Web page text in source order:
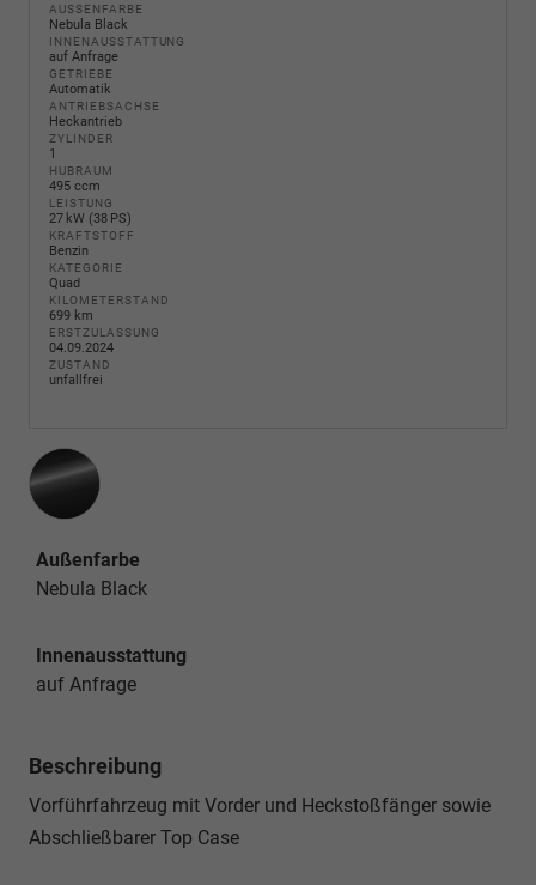
AUSSENFARBE
Nebula Black
INNENAUSSTATTUNG
auf Anfrage
GETRIEBE
Automatik
ANTRIEBSACHSE
Heckantrieb
ZYLINDER
1
HUBRAUM
495 ccm
LEISTUNG
27 kW (38 PS)
KRAFTSTOFF
Benzin
KATEGORIE
Quad
KILOMETERSTAND
699 km
ERSTZULASSUNG
04.09.2024
ZUSTAND
unfallfrei
Außenfarbe
Nebula Black
Innenausstattung
auf Anfrage
Beschreibung
Vorführfahrzeug mit Vorder und Heckstoßfänger sowie
Abschließbarer Top Case